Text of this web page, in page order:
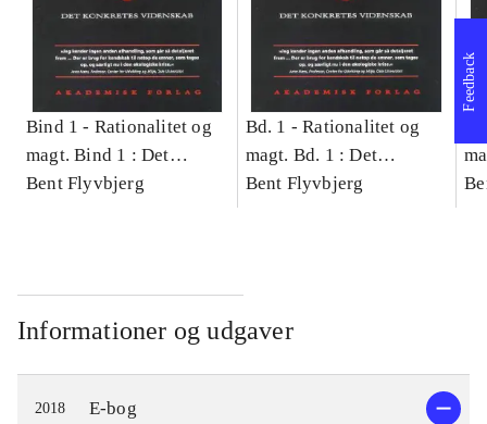
Bind 1 - Rationalitet og
magt. Bind 1 : Det
konkretes videnskab
Bent Flyvbjerg
Bd. 1 -Rationalitet og
magt. Bd. 1 : Det
konkretes videnskab
Bent Flyvbjerg
Informationer og udgaver
2018 E-bog
Feedback